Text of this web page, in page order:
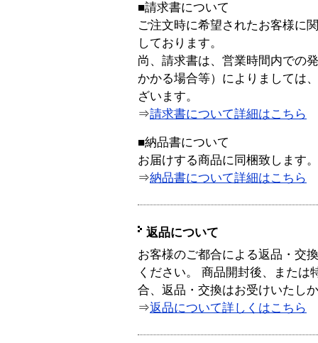
■請求書について
ご注文時に希望されたお客様に
しております。
尚、請求書は、営業時間内での
かかる場合等）によりましては
ざいます。
⇒請求書について詳細はこちら
■納品書について
お届けする商品に同梱致します。
⇒納品書について詳細はこちら
返品について
お客様のご都合による返品・交
ください。 商品開封後、または
合、返品・交換はお受けいたし
⇒返品について詳しくはこちら